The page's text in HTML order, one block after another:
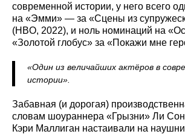
современной истории, у него всего
на «Эмми» — за «Сцены из
(HBO, 2022), и ноль номинаций на
«Золотой глобус» за «Покажи мне
«Один из величайших актёров в
истории».
Забавная (и дорогая)
словам шоураннера «Грызни» Ли
Кэри Маллиган настаивали на